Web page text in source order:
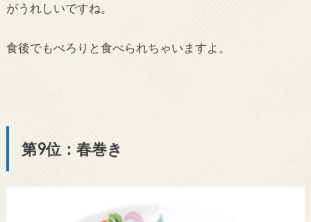
がうれしいですね。
食後でもぺろりと食べられちゃいますよ。
第9位：春巻き